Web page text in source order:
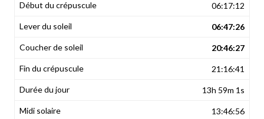
06:17:12
06:47:26
20:46:27
21:16:41
13h 59m 1s
13:46:56